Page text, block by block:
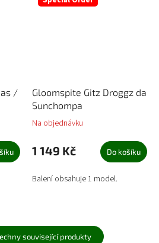
/
Gloomspite Gitz Droggz da
Sunchompa
Na objednávku
1 149 Kč Do košíku
Balení obsahuje 1 model.
související produkty